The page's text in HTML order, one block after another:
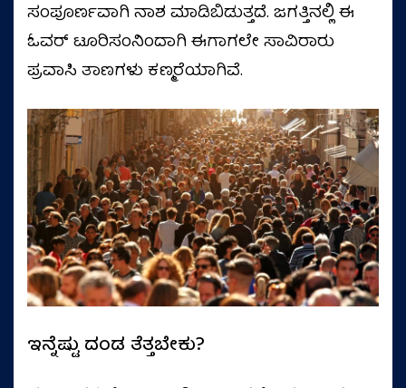
ಸಂಪೂರ್ಣವಾಗಿ ನಾಶ ಮಾಡಿಬಿಡುತ್ತದೆ. ಜಗತ್ತಿನಲ್ಲಿ ಈ
ಓವರ್ ಟೂರಿಸಂನಿಂದಾಗಿ ಈಗಾಗಲೇ ಸಾವಿರಾರು
ಪ್ರವಾಸಿ ತಾಣಗಳು ಕಣ್ಮರೆಯಾಗಿವೆ.
ಇನ್ನೆಷ್ಟು ದಂಡ ತೆತ್ತಬೇಕು?